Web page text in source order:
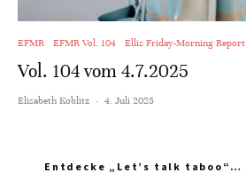
EFMR EFMR Vol. 104 Ellis Friday-Morning Report
Vol. 104 vom 4.7.2025
Elisabeth Koblitz · 4. Juli 2025
Entdecke „Let’s talk taboo“…